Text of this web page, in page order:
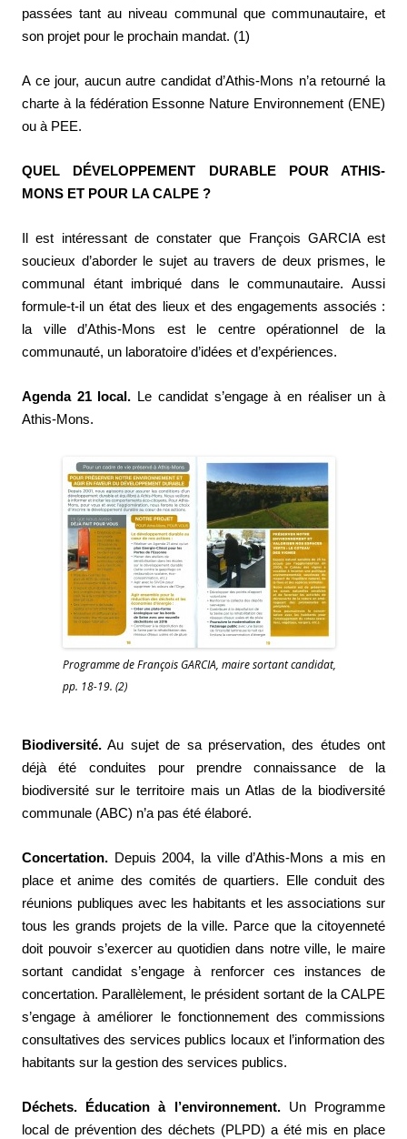
passées tant au niveau communal que communautaire, et
son projet pour le prochain mandat. (1)
A ce jour, aucun autre candidat d’Athis-Mons n’a retourné la
charte à la fédération Essonne Nature Environnement (ENE)
ou à PEE.
QUEL DÉVELOPPEMENT DURABLE POUR ATHIS-
MONS ET POUR LA CALPE ?
Il est intéressant de constater que François GARCIA est
soucieux d’aborder le sujet au travers de deux prismes, le
communal étant imbriqué dans le communautaire. Aussi
formule-t-il un état des lieux et des engagements associés :
la ville d’Athis-Mons est le centre opérationnel de la
communauté, un laboratoire d’idées et d’expériences.
Agenda 21 local. Le candidat s’engage à en réaliser un à
Athis-Mons.
Programme de François GARCIA, maire sortant candidat,
pp. 18-19. (2)
Biodiversité. Au sujet de sa préservation, des études ont
déjà été conduites pour prendre connaissance de la
biodiversité sur le territoire mais un Atlas de la biodiversité
communale (ABC) n’a pas été élaboré.
Concertation. Depuis 2004, la ville d’Athis-Mons a mis en
place et anime des comités de quartiers. Elle conduit des
réunions publiques avec les habitants et les associations sur
tous les grands projets de la ville. Parce que la citoyenneté
doit pouvoir s’exercer au quotidien dans notre ville, le maire
sortant candidat s’engage à renforcer ces instances de
concertation. Parallèlement, le président sortant de la CALPE
s’engage à améliorer le fonctionnement des commissions
consultatives des services publics locaux et l’information des
habitants sur la gestion des services publics.
Déchets. Éducation à l’environnement.Un Programme
local de prévention des déchets (PLPD) a été mis en place